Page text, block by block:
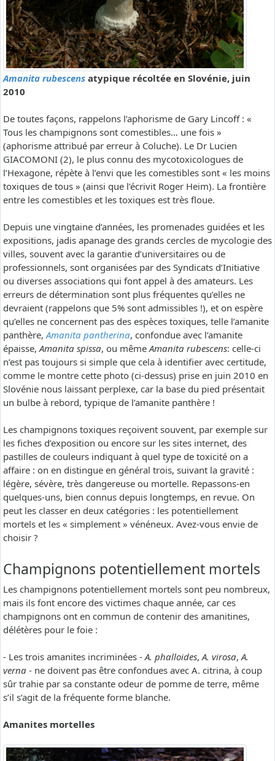
Amanita rubescens atypique récoltée en Slovénie, juin
2010
De toutes façons, rappelons l’aphorisme de Gary Lincoff : «
Tous les champignons sont comestibles… une fois »
(aphorisme attribué par erreur à Coluche). Le Dr Lucien
GIACOMONI (2), le plus connu des mycotoxicologues de
l’Hexagone, répète à l’envi que les comestibles sont « les moins
toxiques de tous » (ainsi que l’écrivit Roger Heim). La frontière
entre les comestibles et les toxiques est très floue.
Depuis une vingtaine d’années, les promenades guidées et les
expositions, jadis apanage des grands cercles de mycologie des
villes, souvent avec la garantie d’universitaires ou de
professionnels, sont organisées par des Syndicats d’Initiative
ou diverses associations qui font appel à des amateurs. Les
erreurs de détermination sont plus fréquentes qu’elles ne
devraient (rappelons que 5% sont admissibles !), et on espère
qu’elles ne concernent pas des espèces toxiques, telle l’amanite
panthère,Amanita pantherina, confondue avec l’amanite
épaisse,Amanita spissa, ou mêmeAmanita rubescens: celle-ci
n’est pas toujours si simple que cela à identifier avec certitude,
comme le montre cette photo (ci-dessus) prise en juin 2010 en
Slovénie nous laissant perplexe, car la base du pied présentait
un bulbe à rebord, typique de l’amanite panthère !
Les champignons toxiques reçoivent souvent, par exemple sur
les fiches d’exposition ou encore sur les sites internet, des
pastilles de couleurs indiquant à quel type de toxicité on a
affaire : on en distingue en général trois, suivant la gravité :
légère, sévère, très dangereuse ou mortelle. Repassons-en
quelques-uns, bien connus depuis longtemps, en revue. On
peut les classer en deux catégories : les potentiellement
mortels et les « simplement » vénéneux. Avez-vous envie de
choisir ?
Champignons potentiellement mortels
Les champignons potentiellement mortels sont peu nombreux,
mais ils font encore des victimes chaque année, car ces
champignons ont en commun de contenir des amanitines,
délétères pour le foie :
- Les trois amanites incriminées -A. phalloides,A. virosa,A.
verna - ne doivent pas être confondues avec A. citrina, à coup
sûr trahie par sa constante odeur de pomme de terre, même
s’il s’agit de la fréquente forme blanche.
Amanites mortelles